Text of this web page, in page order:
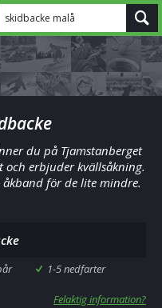
skidbacke malå
du på Tjamstanberget
och erbjuder kvällsåkning.
för de lite mindre.
1-5 nedfarter
Felaktig information?